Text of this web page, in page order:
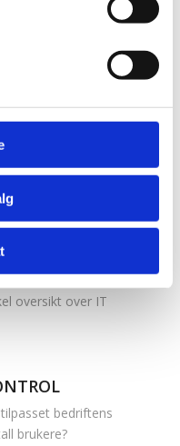
til sine data uansett
virus, spam og
oversikt over IT
bedriftens
brukere?